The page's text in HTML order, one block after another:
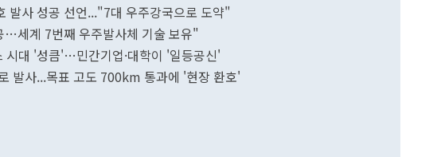
발사 성공 선언..."7대 우주강국으로 도약"
…세계 7번째 우주발사체 기술 보유"
시대 '성큼'…민간기업·대학이 '일등공신'
발사...목표 고도 700km 통과에 '현장 환호'